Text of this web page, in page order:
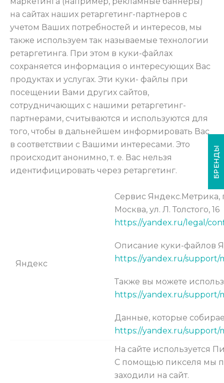
на сайтах наших ретаргетинг-партнеров с
учетом Ваших потребностей и интересов, мы
также используем так называемые технологии
ретаргетинга. При этом в куки-файлах
сохраняется информация о интересующих Вас
продуктах и услугах. Эти куки- файлы при
посещении Вами других сайтов,
сотрудничающих с нашими ретаргетинг-
партнерами, считываются и используются для
того, чтобы в дальнейшем информировать Вас
в соответствии с Вашими интересами. Это
происходит анонимно, т. е. Вас нельзя
идентифицировать через ретаргетинг.
Яндекс
Сервис
Москва, ул. Л. Толстого, 16
https://yandex.ru/legal/
Описание куки-файлов
https://yandex.ru/support/
Также вы можете
https://yandex.ru/
Данные, которые
https://yandex.ru/
На сайте используется
С помощью пикселя мы
заходили на сайт.
БРЕНДЫ